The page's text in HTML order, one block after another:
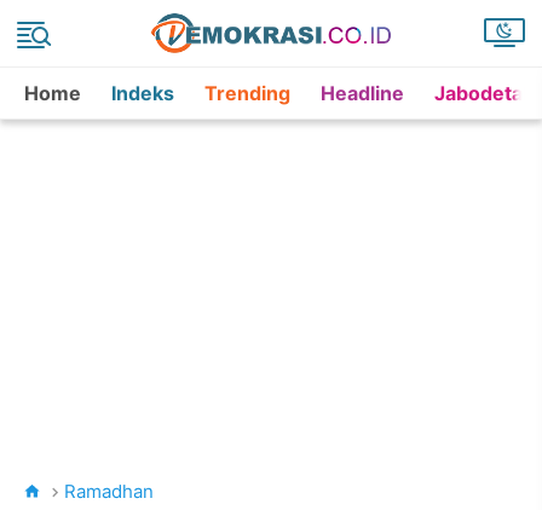
Home Indeks Trending Headline
Ramadhan